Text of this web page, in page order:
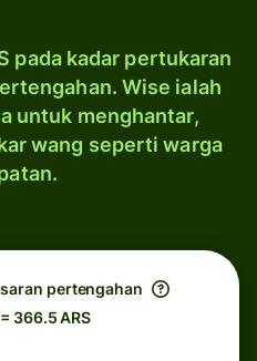
pada kadar pertukaran
Wise ialah
untuk menghantar,
wang seperti warga
pertengahan
366.5 ARS